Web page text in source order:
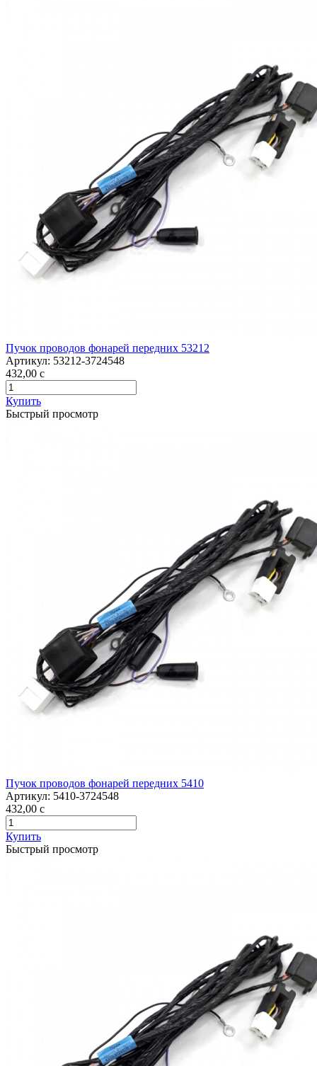
Пучок проводов фонарей передних 53212
Артикул: 53212-3724548
432,00 c
Купить
Быстрый просмотр
Пучок проводов фонарей передних 5410
Артикул: 5410-3724548
432,00 c
Купить
Быстрый просмотр